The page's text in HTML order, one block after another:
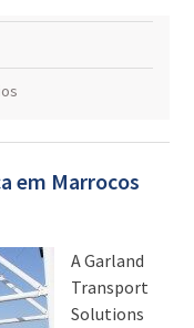
em Marrocos
A Garland
Transport
Solutions